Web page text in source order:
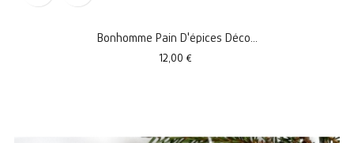
Bonhomme Pain D'épices Déco...
Prix
12,00 €